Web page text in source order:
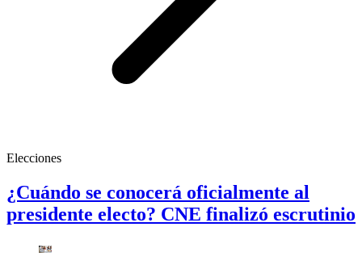
Elecciones
¿Cuándo se conocerá oficialmente al
presidente electo? CNE finalizó escrutinio